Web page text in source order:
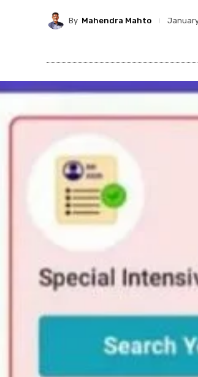
By Mahendra Mahto